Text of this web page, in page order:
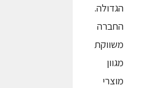
הגדולה.
החברה
משווקת
מגוון
מוצרי